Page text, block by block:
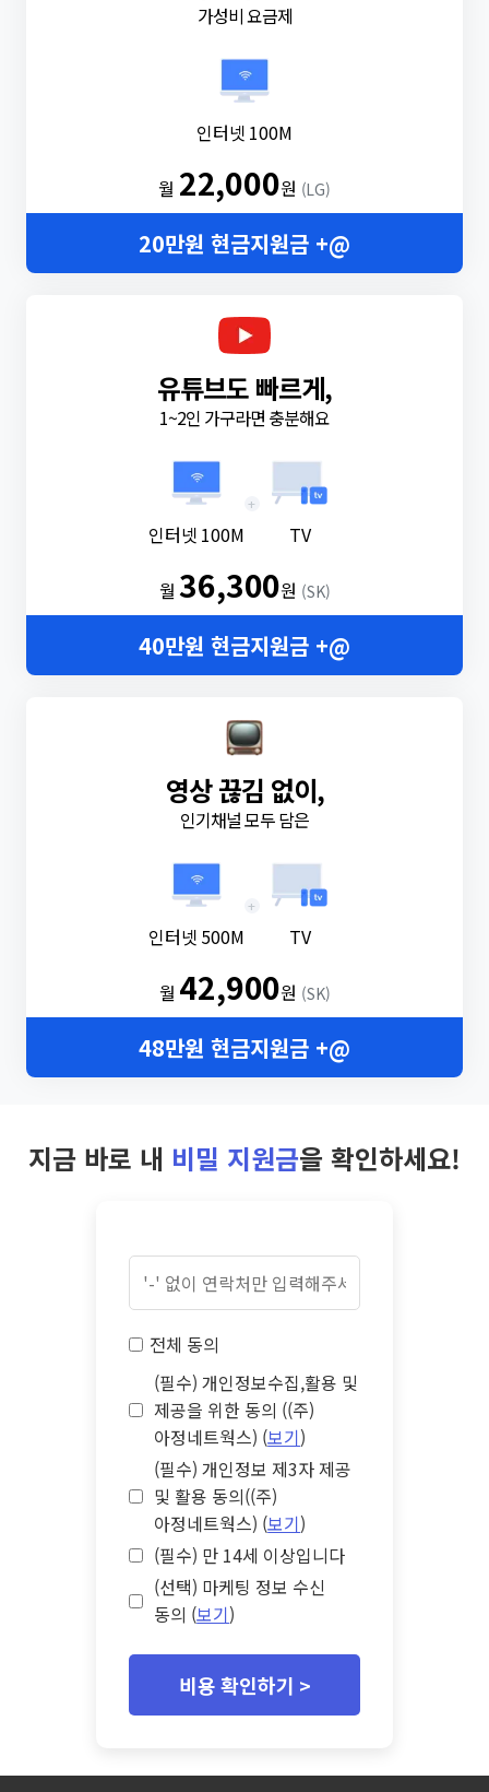
가성비 요금제
인터넷 100M
월 22,000원 (LG)
20만원 현금지원금 +@
유튜브도 빠르게,
1~2인 가구라면 충분해요
인터넷 100M
+
TV
월36,300원 (SK)
40만원 현금지원금 +@
영상 끊김 없이,
인기채널 모두 담은
인터넷 500M
+
TV
월 42,900원 (SK)
48만원 현금지원금 +@
지금 바로 내 비밀 지원금을 확인하세요!
전체 동의
(필수) 개인정보수집,활용 및
제공을 위한 동의 ((주)
아정네트웍스) (보기)
(필수) 개인정보 제3자 제공
및 활용 동의((주)
아정네트웍스) (보기)
(필수) 만 14세 이상입니다
(선택) 마케팅 정보 수신
동의 (보기)
비용 확인하기 >